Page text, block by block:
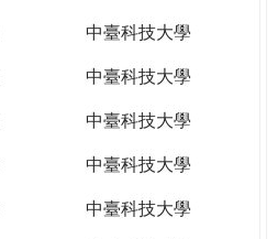
中臺科技大學
中臺科技大學
中臺科技大學
中臺科技大學
中臺科技大學